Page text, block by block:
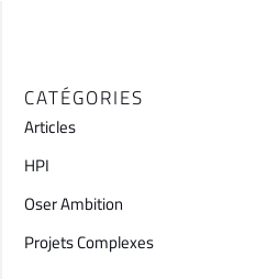
CATÉGORIES
Articles
HPI
Oser Ambition
Projets Complexes